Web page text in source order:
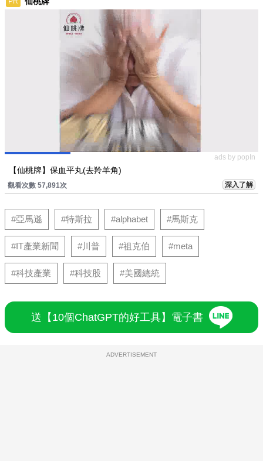
ads by popIn
【仙桃牌】保血平丸(去羚羊角)
觀看次數 57,891次 深入了解
#亞馬遜 #特斯拉 #alphabet #馬斯克
#IT產業新聞 #川普 #祖克伯 #meta
#科技產業 #科技股 #美國總統
送【10個ChatGPT的好工具】電子書
ADVERTISEMENT